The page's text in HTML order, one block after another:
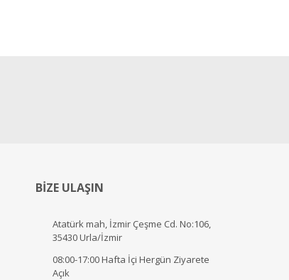
BİZE ULAŞIN
Atatürk mah, İzmir Çeşme Cd. No:106,
35430 Urla/İzmir
08:00-17:00 Hafta İçi Hergün Ziyarete
Açık